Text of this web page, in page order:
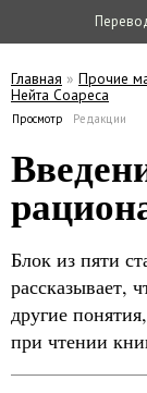
Вы здесь
Главная » Прочие
Нейта Соареса
Просмотр (активная
Редакции
Блок из пяти
рассказывает,
другие
при чтении